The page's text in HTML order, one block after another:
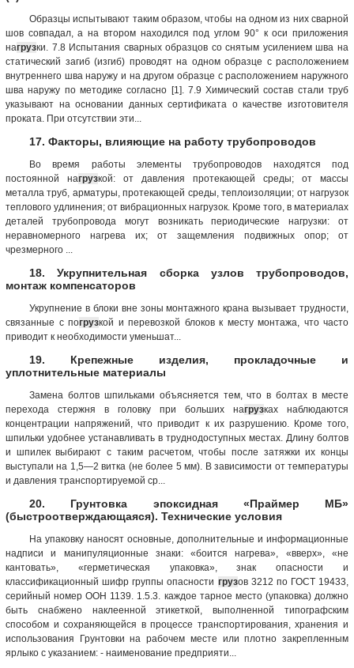
Образцы испытывают таким образом, чтобы на одном из них сварной
шов совпадал, а на втором находился под углом 90° к оси приложения
нагрузки. 7.8 Испытания сварных образцов со снятым усилением шва на
статический загиб (изгиб) проводят на одном образце с расположением
внутреннего шва наружу и на другом образце с расположением наружного
шва наружу по методике согласно [1]. 7.9 Химический состав стали труб
указывают на основании данных сертификата о качестве изготовителя
проката. При отсутствии эти...
17. Факторы, влияющие на работу трубопроводов
Во время работы элементы трубопроводов находятся под
постоянной нагрузкой: от давления протекающей среды; от массы
металла труб, арматуры, протекающей среды, теплоизоляции; от нагрузок
теплового удлинения; от вибрационных нагрузок. Кроме того, в материалах
деталей трубопровода могут возникать периодические нагрузки: от
неравномерного нагрева их; от защемления подвижных опор; от
чрезмерного ...
18. Укрупнительная сборка узлов трубопроводов,
монтаж компенсаторов
Укрупнение в блоки вне зоны монтажного крана вызывает трудности,
связанные с погрузкой и перевозкой блоков к месту монтажа, что часто
приводит к необходимости уменьшат...
19. Крепежные изделия, прокладочные и
уплотнительные материалы
Замена болтов шпильками объясняется тем, что в болтах в месте
перехода стержня в головку при больших нагрузках наблюдаются
концентрации напряжений, что приводит к их разрушению. Кроме того,
шпильки удобнее устанавливать в труднодоступных местах. Длину болтов
и шпилек выбирают с таким расчетом, чтобы после затяжки их концы
выступали на 1,5—2 витка (не более 5 мм). В зависимости от температуры
и давления транспортируемой ср...
20. Грунтовка эпоксидная «Праймер МБ»
(быстроотверждающаяся). Технические условия
На упаковку наносят основные, дополнительные и информационные
надписи и манипуляционные знаки: «боится нагрева», «вверх», «не
кантовать», «герметическая упаковка», знак опасности и
классификационный шифр группы опасности грузов 3212 по ГОСТ 19433,
серийный номер ООН 1139. 1.5.3. каждое тарное место (упаковка) должно
быть снабжено наклеенной этикеткой, выполненной типографским
способом и сохраняющейся в процессе транспортирования, хранения и
использования Грунтовки на рабочем месте или плотно закрепленным
ярлыко с указанием: - наименование предприяти...